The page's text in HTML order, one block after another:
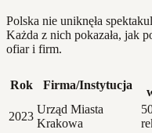
Polska nie uniknęła
Każda z nich pokazała, jak
ofiar i firm.
Rok Firma/Instytucja
2023
Urząd Miasta
Krakowa